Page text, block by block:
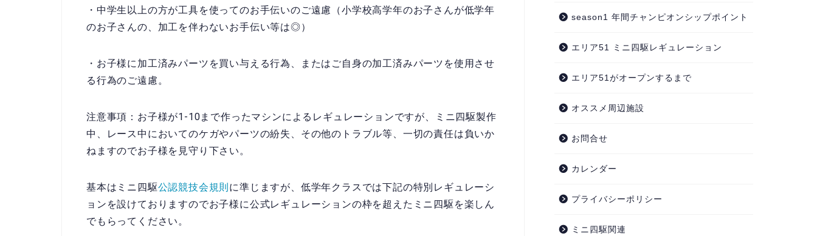
・中学生以上の方が工具を使ってのお手伝いのご遠慮（小学校高学年のお子さんが低学年
のお子さんの、加工を伴わないお手伝い等は◎）
・お子様に加工済みパーツを買い与える行為、またはご自身の加工済みパーツを使用させ
る行為のご遠慮。
注意事項：お子様が1-10まで作ったマシンによるレギュレーションですが、ミニ四駆製作
中、レース中においてのケガやパーツの紛失、その他のトラブル等、一切の責任は負いか
ねますのでお子様を見守り下さい。
基本はミニ四駆公認競技会規則に準じますが、低学年クラスでは下記の特別レギュレーシ
ョンを設けておりますのでお子様に公式レギュレーションの枠を超えたミニ四駆を楽しん
でもらってください。
season1 年間チャンピオンシップポイント
エリア51 ミニ四駆レギュレーション
エリア51がオープンするまで
オススメ周辺施設
お問合せ
カレンダー
プライバシーポリシー
ミニ四駆関連